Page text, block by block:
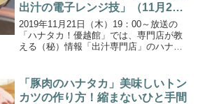
出汁の電子レンジ技」（11月21
日）
2019年11月21日（木）19：00～放送の
「ハナタカ！優越館」では、専門店が教
える（秘）情報「出汁専門店」のハナタ
んぶ出汁！の取り方はこちら！今回教え
てくれたのは、...
「豚肉のハナタカ」美味しいトン
カツの作り方！縮まないひと手間